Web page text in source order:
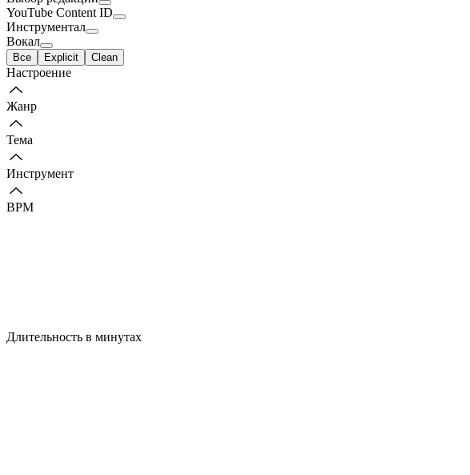
YouTube Content ID
Инструментал
Вокал
Все Explicit Clean
Настроение
Жанр
Тема
Инструмент
BPM
Длительность в минутах